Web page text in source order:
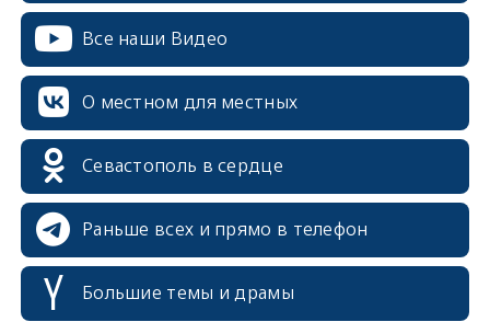
Все наши Видео
О местном для местных
Севастополь в сердце
Раньше всех и прямо в телефон
Большие темы и драмы